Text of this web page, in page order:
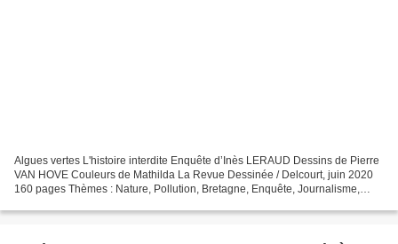
Algues vertes L'histoire interdite Enquête d’Inès LERAUD Dessins de Pierre
VAN HOVE Couleurs de Mathilda La Revue Dessinée / Delcourt, juin 2020
160 pages Thèmes : Nature, Pollution, Bretagne, Enquête, Journalisme,